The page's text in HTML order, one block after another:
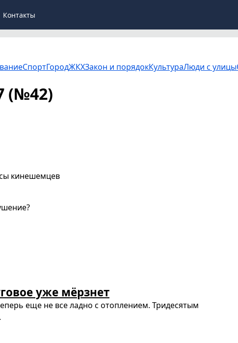
Контакты
СпортГородЖКХЗакон и порядокКультураЛюди с улицы
(№42)
кинешемцев
уже мёрзнет
еще не все ладно с отоплением. Тридесятым